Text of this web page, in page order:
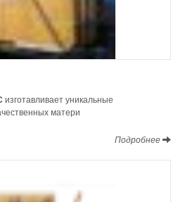
изготавливает уникальные
матери
Подробнее